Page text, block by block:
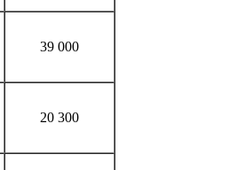
39 000
20 300